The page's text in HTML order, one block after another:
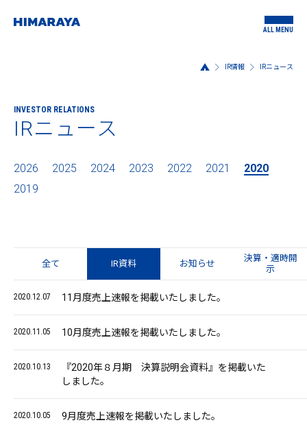
ALL MENU
IR情報 IRニュース
INVESTOR RELATIONS
IRニュース
2026 2025 2024 2023 2022 2021
2020
2019
全て IR資料 お知らせ
決算・適時開
示
2020.12.07 11月度売上速報を掲載いたしました。
2020.11.05 10月度売上速報を掲載いたしました。
2020.10.13
『2020年８月期 決算説明会資料』を掲載いた
しました。
2020.10.05 9月度売上速報を掲載いたしました。